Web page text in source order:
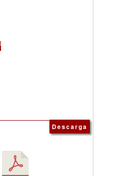
Descarga